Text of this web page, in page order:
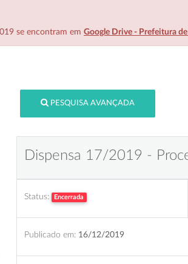
se encontram em Google Drive - Prefeitura
PESQUISA AVANÇADA
Dispensa 17/2019 -
Status: Encerrada
Publicado em: 16/12/2019